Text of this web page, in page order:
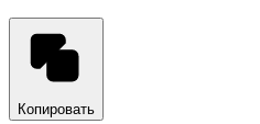
Копировать